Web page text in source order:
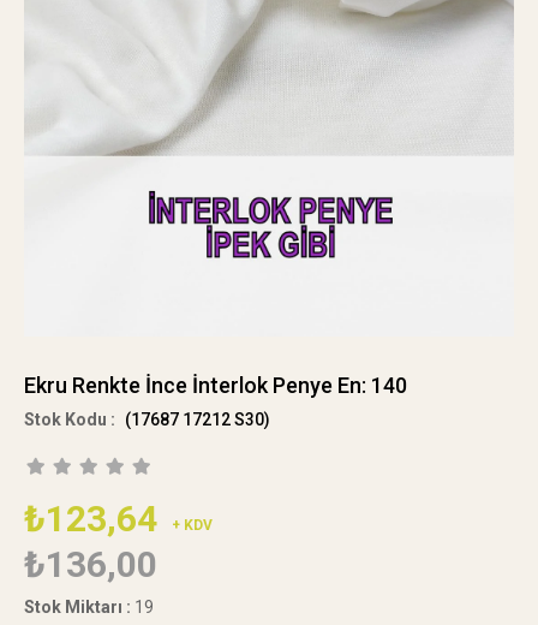
Ekru Renkte İnce İnterlok Penye En: 140
(17687 17212 S30)
₺123,64 + KDV
₺136,00
Stok Miktarı : 19